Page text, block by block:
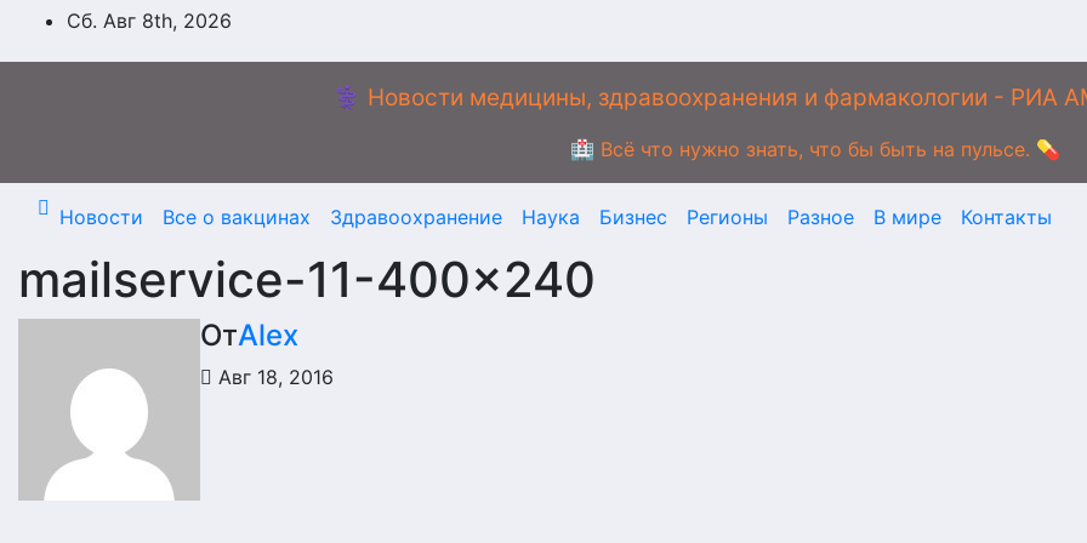
ПерейтиСб. Авг 8th, 2026
⚕️ Новости медицины, здравоохранения и фармакологии -
🏥 Всё что нужно знать, что бы быть на пульсе. 💊
Новости Все о вакцинах Здравоохранение Наука Бизнес Регионы Разное В мире Контакты
mailservice-11-400×240
ОтAlex
Авг 18, 2016